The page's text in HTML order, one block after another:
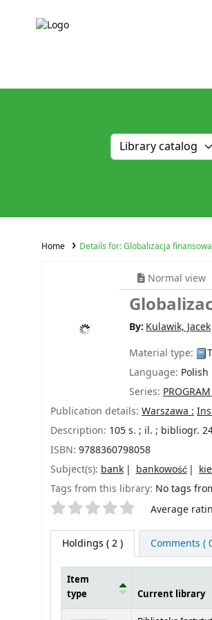
Home Details for:Globalizacja
Normal view
By:Kulawik, Jacek
Material type:
Language: Polish
Series:
Publication details: Warszawa :
Description: 105 s. ; il. ; bibliogr.
ISBN: 9788360798058
Subject(s): bank bankowość
Tags from this library: No tags
Star ratings Average
Holdings ( 2 ) Comments (
Item
type
Current library